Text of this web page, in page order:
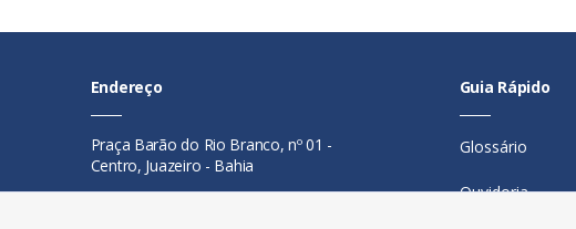
Endereço
Praça Barão do Rio Branco, nº 01 -
Centro, Juazeiro - Bahia
Guia Rápido
Glossário
Ouvidoria